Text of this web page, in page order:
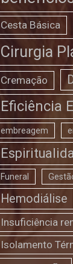
Cesta Básica
Cirurgia
Cremação
Eficiência
embreagem
Funeral
Hemodiálise
Insuficiência
Isolamento